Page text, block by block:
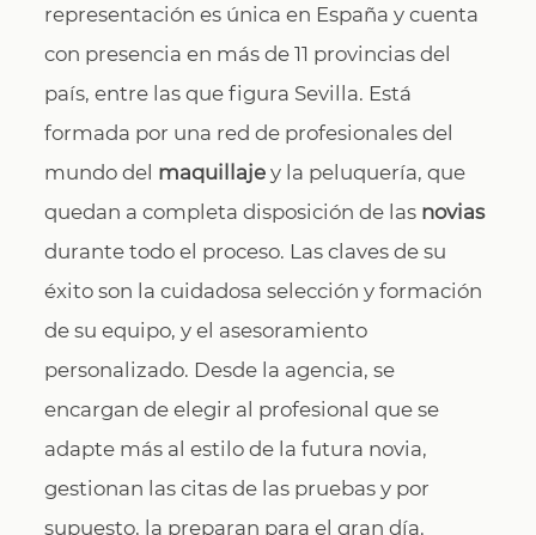
representación es única en España y cuenta
con presencia en más de 11 provincias del
país, entre las que figura Sevilla. Está
formada por una red de profesionales del
mundo del maquillajey la peluquería, que
quedan a completa disposición de las novias
durante todo el proceso. Las claves de su
éxito son la cuidadosa selección y formación
de su equipo, y el asesoramiento
personalizado. Desde la agencia, se
encargan de elegir al profesional que se
adapte más al estilo de la futura novia,
gestionan las citas de las pruebas y por
supuesto, la preparan para el gran día.